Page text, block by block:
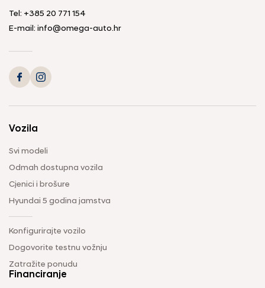
Tel: +385 20 771 154
E-mail: info@omega-auto.hr
Vozila
Svi modeli
Odmah dostupna vozila
Cjenici i brošure
Hyundai 5 godina jamstva
Konfigurirajte vozilo
Dogovorite testnu vožnju
Zatražite ponudu
Financiranje